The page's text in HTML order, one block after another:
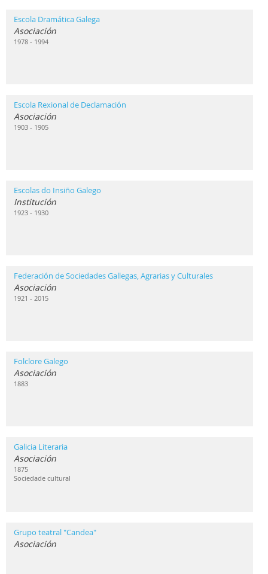
Escola Dramática Galega
Asociación
1978 - 1994
Escola Rexional de Declamación
Asociación
1903 - 1905
Escolas do Insiño Galego
Institución
1923 - 1930
Federación de Sociedades Gallegas, Agrarias y Culturales
Asociación
1921 - 2015
Folclore Galego
Asociación
1883
Galicia Literaria
Asociación
1875
Sociedade cultural
Grupo teatral "Candea"
Asociación